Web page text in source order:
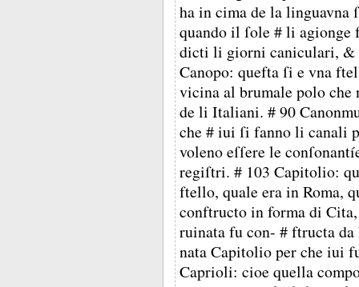
ha in cima de la linguavna
quando il ſole # li agionge
dicti li giorni caniculari, &
Canopo: quefta ſi e vna
vicina al brumale polo che
de li Italiani. # 90
che # iui ſi fanno li canali
voleno eſſere le
regiſtri. # 103 Capitolio:
ftello, quale era in Roma,
conftructo in forma di Cita,
ruinata fu con- # ftructa
nata Capitolio per che iui
Caprioli: cioe quella